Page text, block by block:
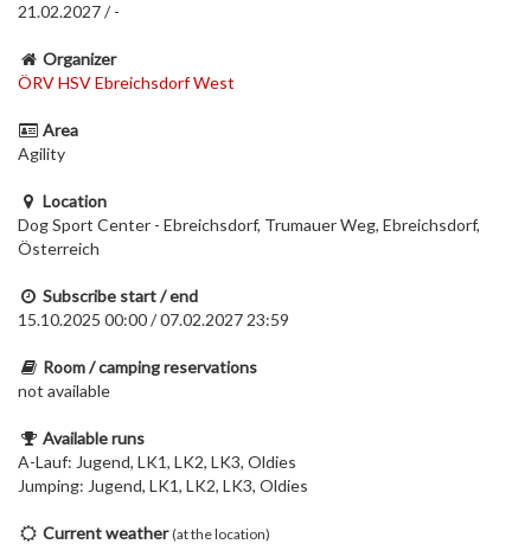
21.02.2027 / -
Organizer
ÖRV HSV Ebreichsdorf West
Area
Agility
Location
Dog Sport Center - Ebreichsdorf, Trumauer Weg, Ebreichsdorf,
Österreich
Subscribe start / end
15.10.2025 00:00 / 07.02.2027 23:59
Room / camping reservations
not available
Available runs
A-Lauf: Jugend, LK1, LK2, LK3, Oldies
Jumping: Jugend, LK1, LK2, LK3, Oldies
Current weather (at the location)